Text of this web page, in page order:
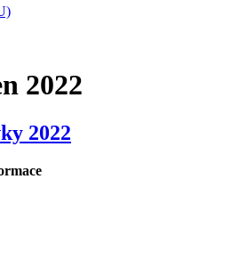
2022
2022